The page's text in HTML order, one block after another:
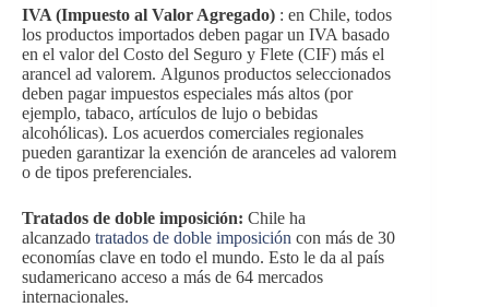
IVA (Impuesto al Valor Agregado) : en Chile, todos
los productos importados deben pagar un IVA basado
en el valor del Costo del Seguro y Flete (CIF) más el
arancel ad valorem. Algunos productos seleccionados
deben pagar impuestos especiales más altos (por
ejemplo, tabaco, artículos de lujo o bebidas
alcohólicas). Los acuerdos comerciales regionales
pueden garantizar la exención de aranceles ad valorem
o de tipos preferenciales.
Tratados de doble imposición: Chile ha
alcanzado tratados de doble imposición con más de 30
economías clave en todo el mundo. Esto le da al país
sudamericano acceso a más de 64 mercados
internacionales.